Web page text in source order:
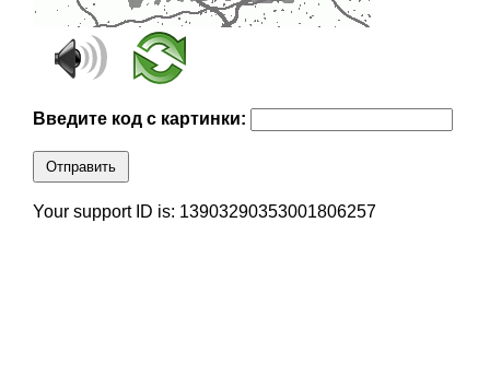
Введите код с картинки:
Отправить
Your support ID is: 13903290353001806257